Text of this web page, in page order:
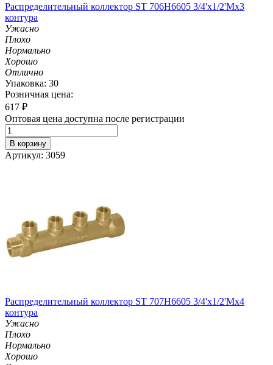
Распределительный коллектор ST 706H6605 3/4'х1/2'Мх3
контура
Ужасно
Плохо
Нормально
Хорошо
Отлично
Упаковка: 30
Розничная цена:
617 ₽
Оптовая цена доступна после регистрации
В корзину
Артикул: 3059
Распределительный коллектор ST 707H6605 3/4'х1/2'Мх4
контура
Ужасно
Плохо
Нормально
Хорошо